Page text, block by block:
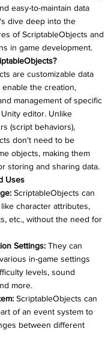
easy-to-maintain data
dive deep into the
of ScriptableObjects and
in game development.
are customizable data
the creation,
management of specific
editor. Unlike
(script behaviors),
don't need to be
objects, making them
storing and sharing data.
Uses
ScriptableObjects can
character attributes,
etc., without the need for
Settings: They can
in-game settings
levels, sound
more.
ScriptableObjects can
of an event system to
between different